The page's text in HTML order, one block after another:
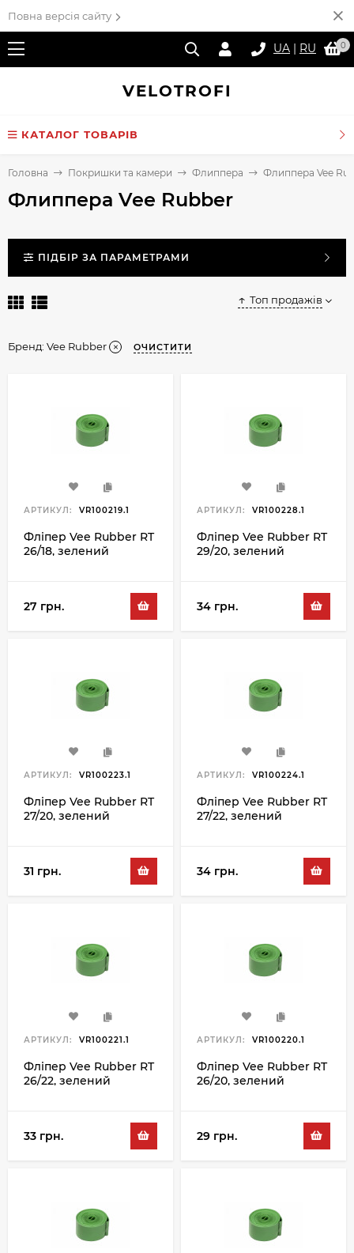
Повна версія сайту
UA | RU 0
VELOTROFI
КАТАЛОГ ТОВАРІВ
Головна Покришки та камери Флиппера Флиппера Vee
Флиппера Vee Rubber
ПІДБІР ЗА ПАРАМЕТРАМИ
Топ продажів
Бренд: Vee Rubber ОЧИСТИТИ
АРТИКУЛ: VR100219.1
Фліпер Vee Rubber RT
26/18, зелений
27 грн.
АРТИКУЛ: VR100228.1
Фліпер Vee Rubber RT
29/20, зелений
34 грн.
АРТИКУЛ: VR100223.1
Фліпер Vee Rubber RT
27/20, зелений
31 грн.
АРТИКУЛ: VR100224.1
Фліпер Vee Rubber RT
27/22, зелений
34 грн.
АРТИКУЛ: VR100221.1
Фліпер Vee Rubber RT
26/22, зелений
33 грн.
АРТИКУЛ: VR100220.1
Фліпер Vee Rubber RT
26/20, зелений
29 грн.